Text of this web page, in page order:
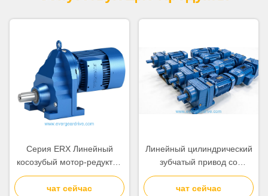
Серия ERX Линейный
косозубый мотор-редуктор
со сплошным валом и
одинарной передачей,
чат сейчас
Линейный цилиндрический
зубчатый привод со
сплошным валом,
разработанный с
чат сейчас